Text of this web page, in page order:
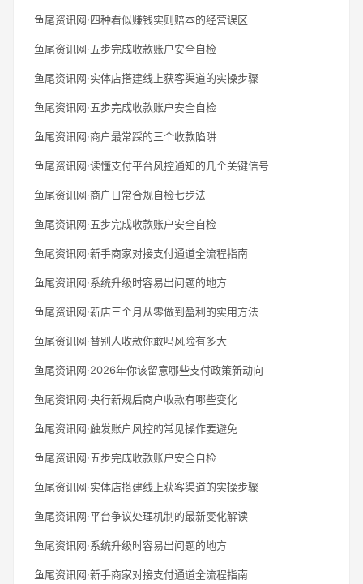
鱼尾资讯网·四种看似赚钱实则赔本的经营误区
鱼尾资讯网·五步完成收款账户安全自检
鱼尾资讯网·实体店搭建线上获客渠道的实操步骤
鱼尾资讯网·五步完成收款账户安全自检
鱼尾资讯网·商户最常踩的三个收款陷阱
鱼尾资讯网·读懂支付平台风控通知的几个关键信号
鱼尾资讯网·商户日常合规自检七步法
鱼尾资讯网·五步完成收款账户安全自检
鱼尾资讯网·新手商家对接支付通道全流程指南
鱼尾资讯网·系统升级时容易出问题的地方
鱼尾资讯网·新店三个月从零做到盈利的实用方法
鱼尾资讯网·替别人收款你敢吗风险有多大
鱼尾资讯网·2026年你该留意哪些支付政策新动向
鱼尾资讯网·央行新规后商户收款有哪些变化
鱼尾资讯网·触发账户风控的常见操作要避免
鱼尾资讯网·五步完成收款账户安全自检
鱼尾资讯网·实体店搭建线上获客渠道的实操步骤
鱼尾资讯网·平台争议处理机制的最新变化解读
鱼尾资讯网·系统升级时容易出问题的地方
鱼尾资讯网·新手商家对接支付通道全流程指南